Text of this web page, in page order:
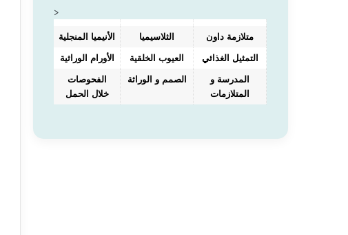
>
الأنيميا المنجلية الثلاسيميا متلازمة داون
الأورام الوراثية العيوب الخلقية التمثيل الغذائي
الفحوصات
خلال الحمل
الصمم و الوراثة
المدرسة و
المتلازمات